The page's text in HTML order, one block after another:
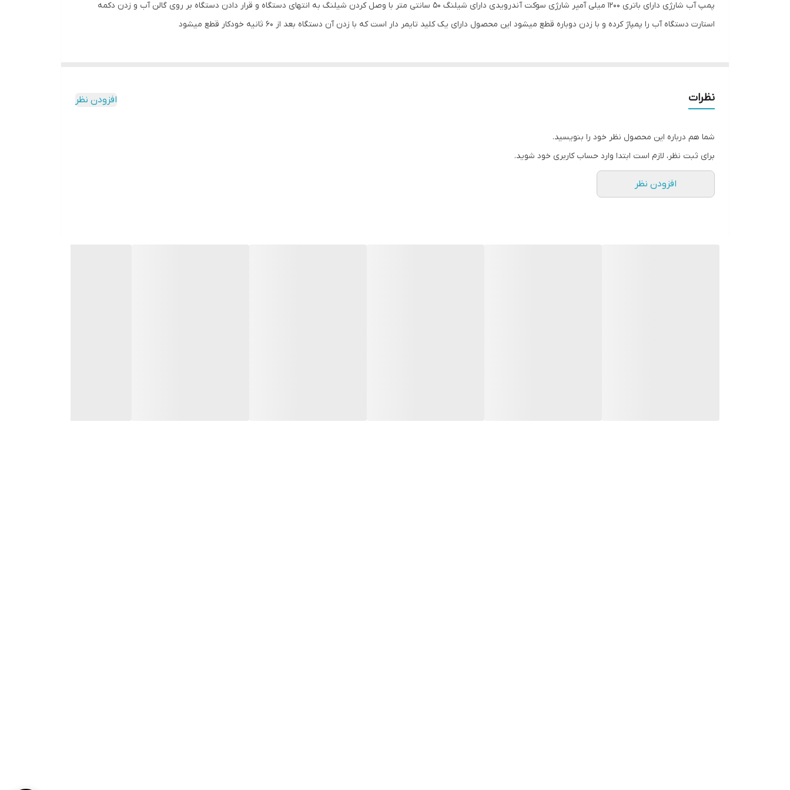
پمپ آب شارژی دارای باتری 1200 میلی آمپر شارژی سوکت آندرویدی دارای شیلنگ 50 سانتی متر با وصل کردن شیلنگ به انتهای دستگاه و قرار دادن دستگاه بر روی گالن آب و زدن دکمه
استارت دستگاه آب را پمپاژ کرده و با زدن دوباره قطع میشود این محصول دارای یک کلید تایمر دار است که با زدن آن دستگاه بعد از 60 ثانیه خودکار قطع میشود
نظرات افزودن نظر
شما هم درباره این محصول نظر خود را بنویسید.
برای ثبت نظر، لازم است ابتدا وارد حساب کاربری خود شوید.
افزودن نظر